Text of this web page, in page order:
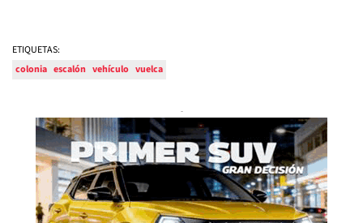
ETIQUETAS:
colonia escalón vehículo vuelca